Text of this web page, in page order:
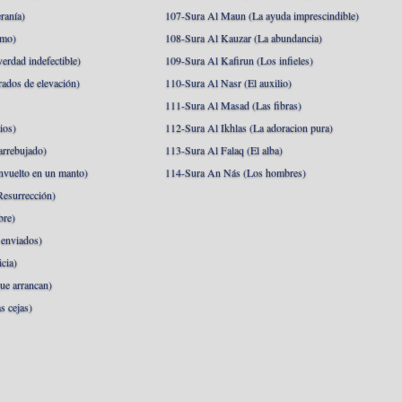
indefectible)
de elevación)
en un manto)
arrancan)
cejas)
107-Sura Al Maun (La ayuda imprescindible)
108-Sura Al Kauzar (La abundancia)
109-Sura Al Kafirun (Los infieles)
110-Sura Al Nasr (El auxilio)
111-Sura Al Masad (Las fibras)
112-Sura Al Ikhlas (La adoracion pura)
113-Sura Al Falaq (El alba)
114-Sura An Nás (Los hombres)